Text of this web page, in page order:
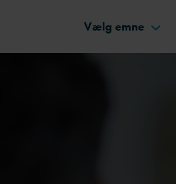
Vælg emne